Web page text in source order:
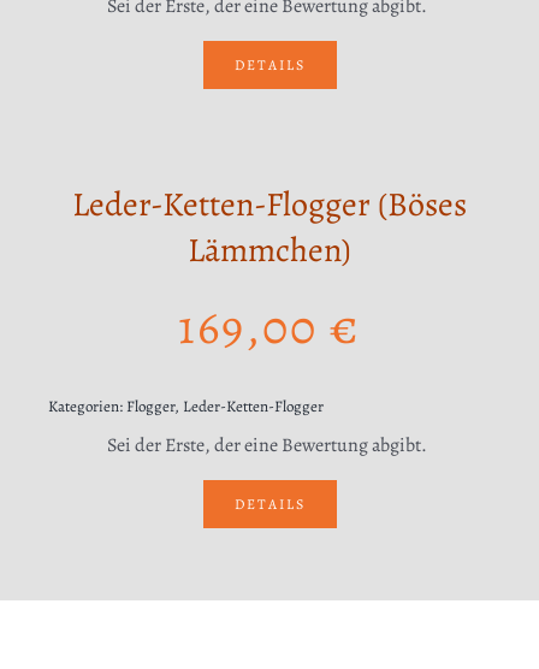
Sei der Erste, der eine Bewertung abgibt.
DETAILS
Leder-Ketten-Flogger (Böses
Lämmchen)
169,00 €
Kategorien: Flogger, Leder-Ketten-Flogger
Sei der Erste, der eine Bewertung abgibt.
DETAILS